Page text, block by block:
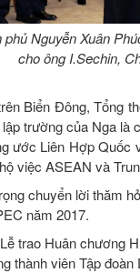
Nguyễn Xuân
cho ông I.Sechin,
Biển Đông, Tổng
trường của Nga
ước Liên Hợp
việc ASEAN và
chuyển lời thăm
năm 2017.
trao Huân chương
thành viên Tập